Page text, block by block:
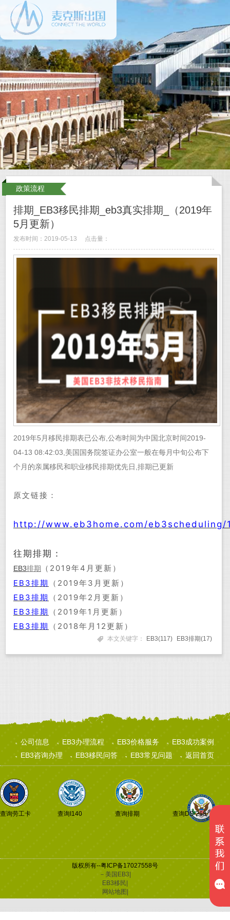
政策流程
排期_EB3移民排期_eb3真实排期_（2019年
5月更新）
发布时间：2019-05-13 点击量：
2019年5月移民排期表已公布,公布时间为中国北京时间2019-
04-13 08:42:03,美国国务院签证办公室一般在每月中旬公布下
个月的亲属移民和职业移民排期优先日,排期已更新
原文链接：
http://www.eb3home.com/eb3scheduling/
往期排期：
EB3排期
（2019年4月更新）
EB3排期
（2019年3月更新）
EB3排期
（2019年2月更新）
EB3排期
（2019年1月更新）
EB3排期
（2018年月12更新）
本文关键字： EB3(117) EB3排期(17)
公司信息 EB3办理流程 EB3价格服务
EB3成功案例
EB3咨询办理
EB3移民问答 EB3常见问题 返回首页
查询劳工卡 查询I140 查询排期 查询DS-260
版权所有--粤ICP备17027558号
－美国EB3|
EB3移民|
网站地图|